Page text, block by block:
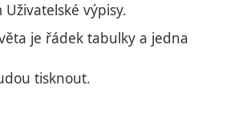
výpisy.
je řádek tabulky a jedna
tisknout.